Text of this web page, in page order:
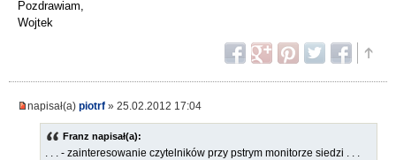
Pozdrawiam,
Wojtek
napisał(a) piotrf » 25.02.2012 17:04
Franz napisał(a):
. . . - zainteresowanie czytelników przy pstrym monitorze siedzi . . .